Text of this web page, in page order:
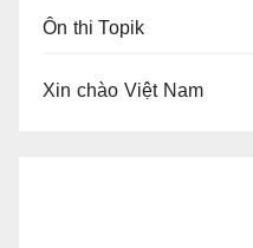
Ôn thi Topik
Xin chào Việt Nam